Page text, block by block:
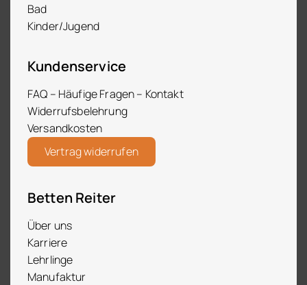
Bad
Kinder/Jugend
Kundenservice
FAQ – Häufige Fragen – Kontakt
Widerrufsbelehrung
Versandkosten
Vertrag widerrufen
Betten Reiter
Über uns
Karriere
Lehrlinge
Manufaktur